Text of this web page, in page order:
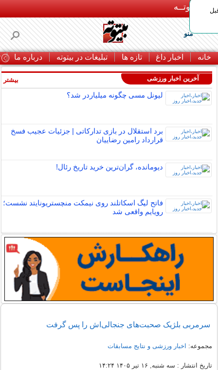
بـیتوتــه
منو
خانه اخبار داغ تازه ها تبلیغات در بیتوته درباره ما
آخرین اخبار ورزشی
لیونل مسی چگونه میلیاردر شد؟
برد استقلال در بازی تدارکاتی | جزئیات عجیب فسخ
قرارداد رامین رضاییان
دیومانده، گران‌ترین خرید تاریخ رئال!
فاتح لیگ اسکاتلند روی نیمکت منچستریونایتد نشست؛
رویایم واقعی شد
بیشتر
سرمربی بلژیک صحبت‌های جنجالی‌اش را پس گرفت
مجموعه: اخبار ورزشی و نتایج مسابقات
تاریخ انتشار : سه شنبه, ۱۶ تیر ۱۴۰۵ ۱۴:۲۴